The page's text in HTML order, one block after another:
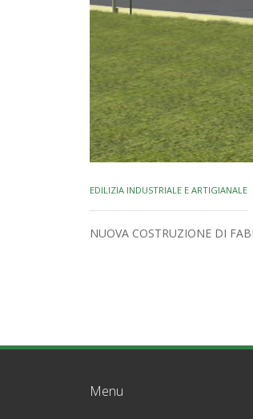
EDILIZIA INDUSTRIALE E ARTIGIANALE
NUOVA COSTRUZIONE DI
Menu